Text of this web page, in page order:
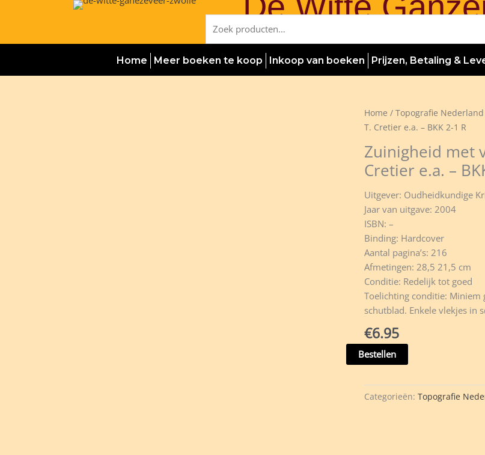
naar:
Home Meer boeken te koop Inkoop van boeken Prijzen, Betaling &
Home / Topografie Nederland
T. Cretier e.a. – BKK 2-1 R
Zuinigheid met
Cretier e.a. –
Uitgever: Oudheidkundige
Jaar van uitgave: 2004
ISBN: –
Binding: Hardcover
Aantal pagina’s: 216
Afmetingen: 28,5 21,5 cm
Conditie: Redelijk tot goed
Toelichting conditie:
schutblad. Enkele vlekjes in
€6.95
Zuinigheid
met
Bestellen
Categorieën: Topografie